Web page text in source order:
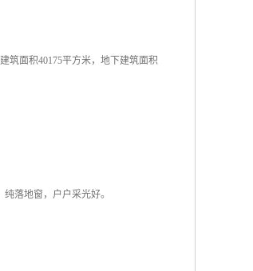
筑面积40175平方米，地下建筑面积
落地窗，户户采光好。